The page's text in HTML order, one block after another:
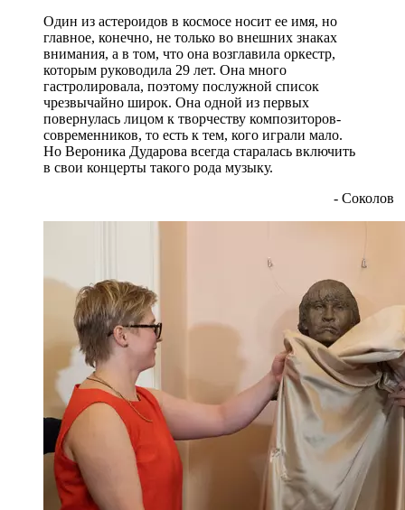
Один из астероидов в космосе носит ее имя, но
главное, конечно, не только во внешних знаках
внимания, а в том, что она возглавила оркестр,
которым руководила 29 лет. Она много
гастролировала, поэтому послужной список
чрезвычайно широк. Она одной из первых
повернулась лицом к творчеству композиторов-
современников, то есть к тем, кого играли мало.
Но Вероника Дударова всегда старалась включить
в свои концерты такого рода музыку.
- Соколов